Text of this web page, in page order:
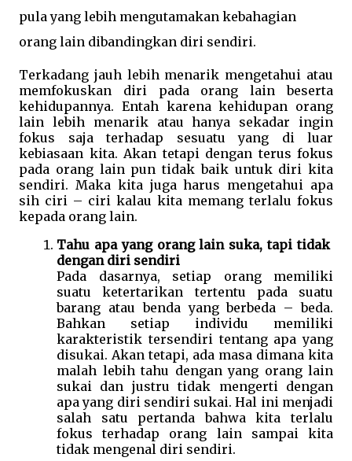
pula yang lebih mengutamakan kebahagian
orang lain dibandingkan diri sendiri.
Terkadang jauh lebih menarik mengetahui atau
memfokuskan diri pada orang lain beserta
kehidupannya. Entah karena kehidupan orang
lain lebih menarik atau hanya sekadar ingin
fokus saja terhadap sesuatu yang di luar
kebiasaan kita. Akan tetapi dengan terus fokus
pada orang lain pun tidak baik untuk diri kita
sendiri. Maka kita juga harus mengetahui apa
sih ciri – ciri kalau kita memang terlalu fokus
kepada orang lain.
Tahu apa yang orang lain suka, tapi tidak
dengan diri sendiri
Pada dasarnya, setiap orang memiliki
suatu ketertarikan tertentu pada suatu
barang atau benda yang berbeda – beda.
Bahkan setiap individu memiliki
karakteristik tersendiri tentang apa yang
disukai. Akan tetapi, ada masa dimana kita
malah lebih tahu dengan yang orang lain
sukai dan justru tidak mengerti dengan
apa yang diri sendiri sukai. Hal ini menjadi
salah satu pertanda bahwa kita terlalu
fokus terhadap orang lain sampai kita
tidak mengenal diri sendiri.